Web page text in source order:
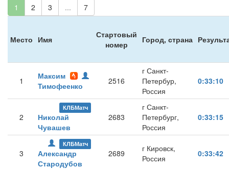
1
2 3 ... 7
Место Имя
Стартовый
номер
Город, страна
1
Максим
Тимофеенко
2516
г Санкт-
Петербур,
Россия
0:33:10
2
КЛБМатч
Николай
Чувашев
2683
г Санкт-
Петербург,
Россия
0:33:15
3
КЛБМатч
Александр
Стародубов
2689
г Кировск,
Россия
0:33:42